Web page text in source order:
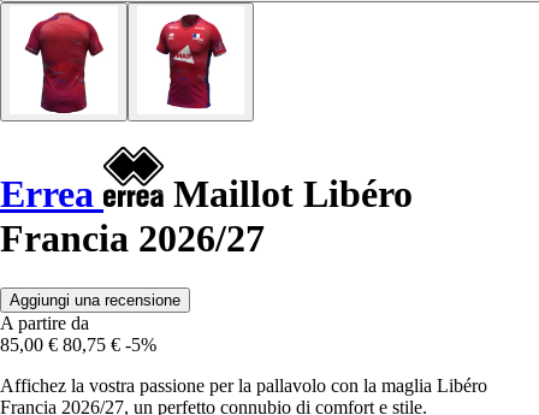
Errea
Maillot Libéro
Francia 2026/27
Aggiungi una recensione
A partire da
85,00 € 80,75 € -5%
Affichez la vostra passione per la pallavolo con la maglia Libéro
Francia 2026/27, un perfetto connubio di comfort e stile.